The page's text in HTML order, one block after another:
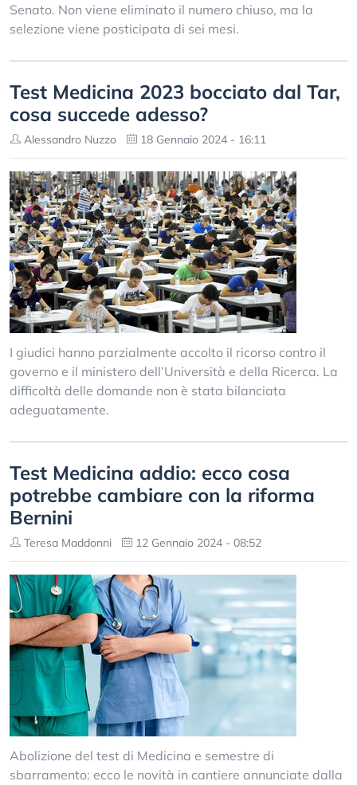
Senato. Non viene eliminato il numero chiuso, ma la
selezione viene posticipata di sei mesi.
Test Medicina 2023 bocciato dal Tar,
cosa succede adesso?
Alessandro Nuzzo 18 Gennaio 2024 - 16:11
I giudici hanno parzialmente accolto il ricorso contro il
governo e il ministero dell’Università e della Ricerca. La
difficoltà delle domande non è stata bilanciata
adeguatamente.
Test Medicina addio: ecco cosa
potrebbe cambiare con la riforma
Bernini
Teresa Maddonni 12 Gennaio 2024 - 08:52
Abolizione del test di Medicina e semestre di
sbarramento: ecco le novità in cantiere annunciate dalla